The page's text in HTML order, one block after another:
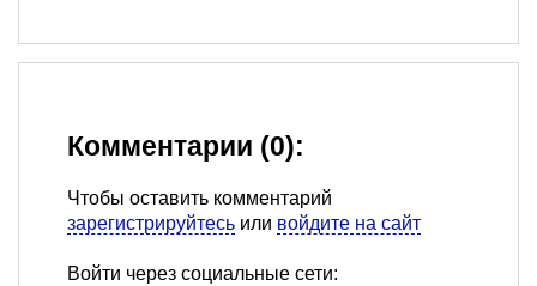
Комментарии (0):
Чтобы оставить комментарий
зарегистрируйтесь или войдите на сайт
Войти через социальные сети: